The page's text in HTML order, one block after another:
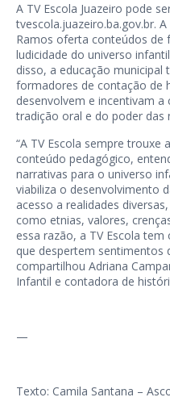
A TV Escola Juazeiro pode
tvescola.juazeiro.ba.gov.br.
Ramos oferta conteúdos de
ludicidade do universo
disso, a educação
formadores de contação de
desenvolvem e incentivam
tradição oral e do poder das
“A TV Escola sempre
conteúdo pedagógico,
narrativas para o universo
viabiliza o desenvolvimento
acesso a realidades
como etnias, valores,
essa razão, a TV Escola
que despertem sentimentos
compartilhou Adriana
Infantil e contadora de
—
Texto: Camila Santana –